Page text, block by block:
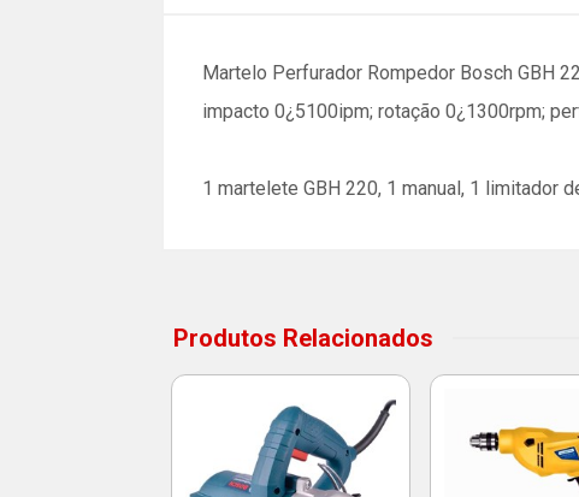
Martelo Perfurador Rompedor Bosch GBH
impacto 0¿5100ipm; rotação 0¿1300rpm;
1 martelete GBH 220, 1 manual, 1 limitador
Produtos Relacionados